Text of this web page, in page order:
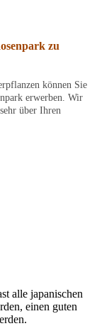
zu
können Sie
erwerben. Wir
über Ihren
alle japanischen
einen guten